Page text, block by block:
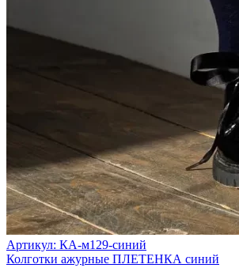
Артикул: КА-м129-синий
Колготки ажурные ПЛЕТЕНКА синий